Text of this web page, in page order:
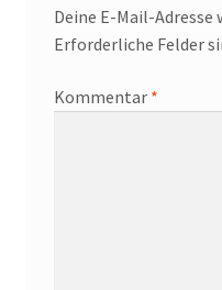
Deine E-Mail-
Erforderliche Felder
Kommentar *